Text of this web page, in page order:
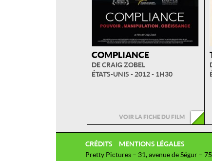
COMPLIANCE
DE CRAIG ZOBEL
ÉTATS-UNIS - 2012 - 1H30
VOIR LA FICHE DU FILM
CRÉDITS
MENTIONS LÉGALES
Pretty Pictures – 31, avenue de Ségur –